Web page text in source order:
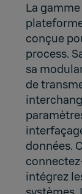
La
conçue
process.
sa
de
données.
intégrez